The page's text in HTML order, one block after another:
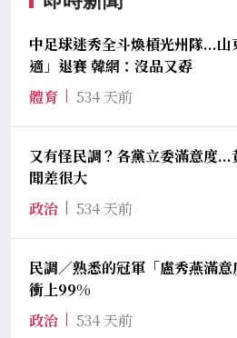
中足球迷秀全斗煥槓光州隊...
適」退賽 韓網：沒品又孬
體育
534 天前
又有怪民調？各黨立委滿意度
聞差很大
政治
534 天前
民調／熟悉的冠軍「盧秀燕滿
衝上99%
政治
534 天前